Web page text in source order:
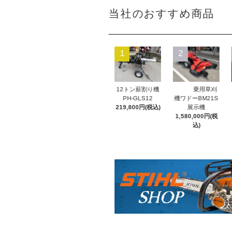
当社のおすすめ商品
1
12トン薪割り機
PH-GLS12
219,800円(税込)
2
乗用草刈
機ワドーBM21S
展示機
1,580,000円(税
込)